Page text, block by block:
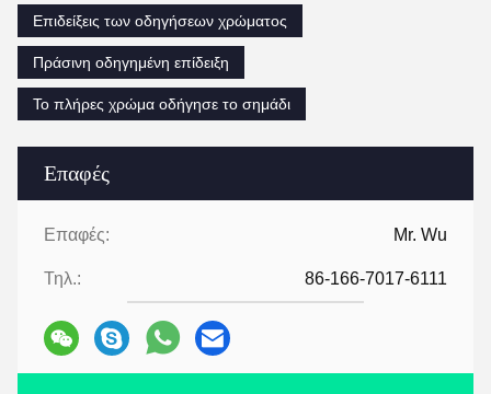
Επαφές
Επαφές: Mr. Wu
Τηλ.: 86-166-7017-6111
Επιδείξεις των οδηγήσεων χρώματος
Πράσινη οδηγημένη επίδειξη
Το πλήρες χρώμα οδήγησε το σημάδι